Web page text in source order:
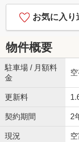
お気に入り
物件概要
駐車場 / 月額料
金
更新料
契約期間 2
現況